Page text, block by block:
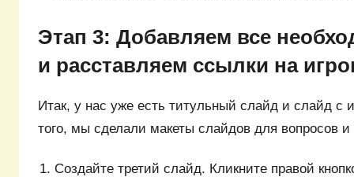
Этап 3: Добавляем все
и расставляем ссылки на
Итак, у нас уже есть титульный слайд и слайд с
того, мы сделали макеты слайдов для вопросов и
Создайте третий слайд. Кликните правой